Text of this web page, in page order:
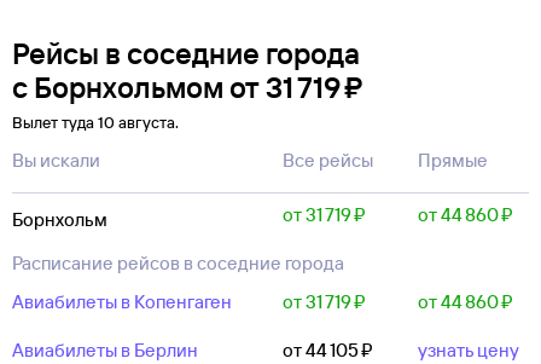
Рейсы в соседние города
с Борнхольмом от31 ⁠719 ⁠₽
Вылет туда 10 августа.
Вы искали Все рейсы Прямые
Борнхольм от 31 ⁠719 ⁠₽ от 44 ⁠860 ⁠₽
Расписание рейсов в соседние города
Авиабилеты в Копенгаген
от 31 ⁠719 ⁠₽ от 44 ⁠860 ⁠₽
Авиабилеты в Берлин от 44 ⁠105 ⁠₽ узнать цену